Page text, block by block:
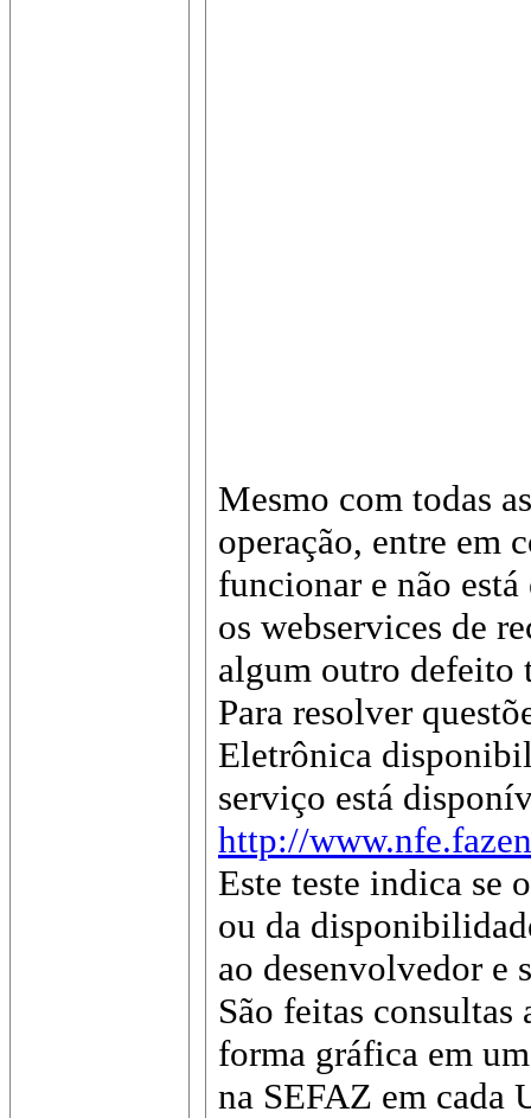
Mesmo com todas
operação, entre em
funcionar e não
os webservices de
algum outro defeito
Para resolver
Eletrônica
serviço está
http://
Este teste indica se
ou da
ao desenvolvedor e
São feitas consultas
forma gráfica em
na SEFAZ em cada